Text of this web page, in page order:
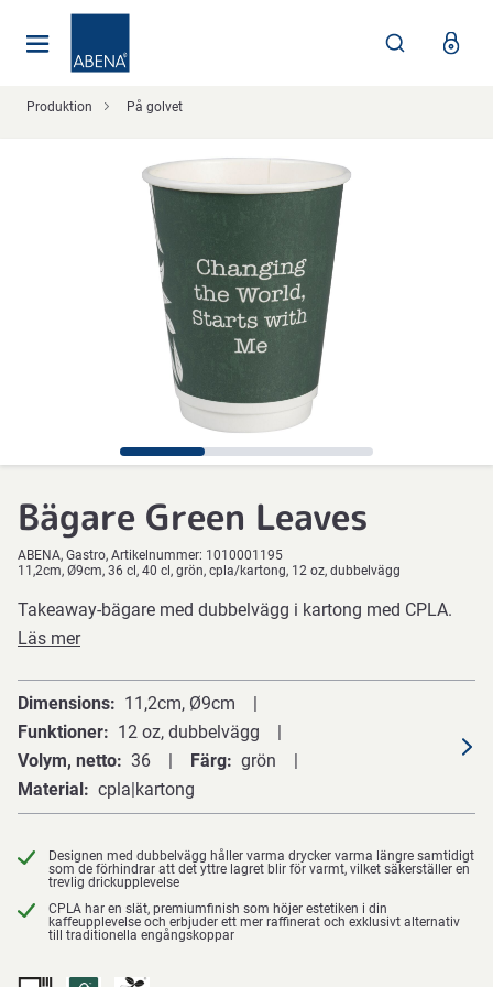
Produktion På golvet
Bägare Green Leaves
ABENA Gastro Artikelnummer: 1010001195
11,2cm, Ø9cm, 36 cl, 40 cl, grön, cpla/kartong, 12 oz, dubbelvägg
Takeaway-bägare med dubbelvägg i kartong med CPLA.
Läs mer
Dimensions
11,2cm, Ø9cm
Funktioner
12 oz, dubbelvägg
Volym, netto
36 Färg
grön
Material
cpla|kartong
Designen med dubbelvägg håller varma drycker varma längre samtidigt
som de förhindrar att det yttre lagret blir för varmt, vilket säkerställer en
trevlig drickupplevelse
CPLA har en slät, premiumfinish som höjer estetiken i din
kaffeupplevelse och erbjuder ett mer raffinerat och exklusivt alternativ
till traditionella engångskoppar